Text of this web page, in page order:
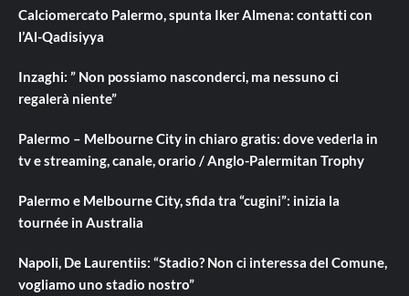
Calciomercato Palermo, spunta Iker Almena: contatti con
l’Al-Qadisiyya
Inzaghi: ” Non possiamo nasconderci, ma nessuno ci
regalerà niente”
Palermo – Melbourne City in chiaro gratis: dove vederla in
tv e streaming, canale, orario / Anglo-Palermitan Trophy
Palermo e Melbourne City, sfida tra “cugini”: inizia la
tournée in Australia
Napoli, De Laurentiis: “Stadio? Non ci interessa del Comune,
vogliamo uno stadio nostro”